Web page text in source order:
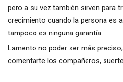
pero a su vez también sirven para
crecimiento cuando la persona es
tampoco es ninguna garantía.
Lamento no poder ser más
comentarte los compañeros,